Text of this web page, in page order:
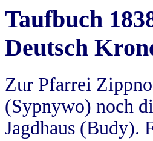
Taufbuch
Deutsch
Zur Pfarrei
(Sypnywo) noch
Jagdhaus (Budy).